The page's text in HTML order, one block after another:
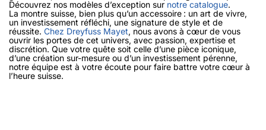
Découvrez nos modèles d’exception sur notre catalogue.
La montre suisse, bien plus qu’un accessoire : un art de vivre,
un investissement réfléchi, une signature de style et de
réussite. Chez Dreyfuss Mayet, nous avons à cœur de vous
ouvrir les portes de cet univers, avec passion, expertise et
discrétion. Que votre quête soit celle d’une pièce iconique,
d’une création sur-mesure ou d’un investissement pérenne,
notre équipe est à votre écoute pour faire battre votre cœur à
l’heure suisse.